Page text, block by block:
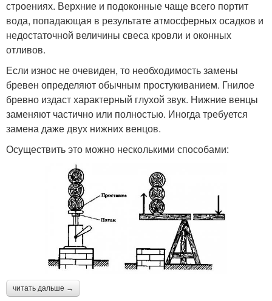
строениях. Верхние и подоконные чаще всего портит
вода, попадающая в результате атмосферных осадков и
недостаточной величины свеса кровли и оконных
отливов.
Если износ не очевиден, то необходимость замены
бревен определяют обычным простукиванием. Гнилое
бревно издаст характерный глухой звук. Нижние венцы
заменяют частично или полностью. Иногда требуется
замена даже двух нижних венцов.
Осуществить это можно несколькими способами:
читать дальше →